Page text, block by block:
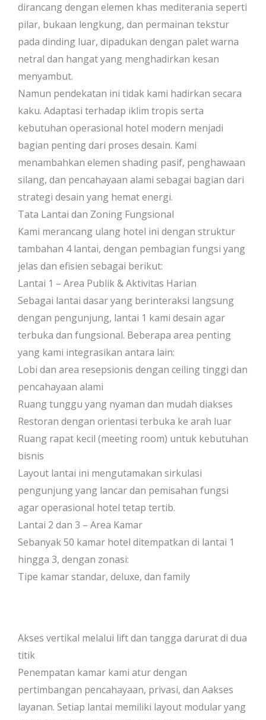
dirancang dengan elemen khas mediterania seperti
pilar, bukaan lengkung, dan permainan tekstur
pada dinding luar, dipadukan dengan palet warna
netral dan hangat yang menghadirkan kesan
menyambut.
Namun pendekatan ini tidak kami hadirkan secara
kaku. Adaptasi terhadap iklim tropis serta
kebutuhan operasional hotel modern menjadi
bagian penting dari proses desain. Kami
menambahkan elemen shading pasif, penghawaan
silang, dan pencahayaan alami sebagai bagian dari
strategi desain yang hemat energi.
Tata Lantai dan Zoning Fungsional
Kami merancang ulang hotel ini dengan struktur
tambahan 4 lantai, dengan pembagian fungsi yang
jelas dan efisien sebagai berikut:
Lantai 1 – Area Publik & Aktivitas Harian
Sebagai lantai dasar yang berinteraksi langsung
dengan pengunjung, lantai 1 kami desain agar
terbuka dan fungsional. Beberapa area penting
yang kami integrasikan antara lain:
Lobi dan area resepsionis dengan ceiling tinggi dan
pencahayaan alami
Ruang tunggu yang nyaman dan mudah diakses
Restoran dengan orientasi terbuka ke arah luar
Ruang rapat kecil (meeting room) untuk kebutuhan
bisnis
Layout lantai ini mengutamakan sirkulasi
pengunjung yang lancar dan pemisahan fungsi
agar operasional hotel tetap tertib.
Lantai 2 dan 3 – Area Kamar
Sebanyak 50 kamar hotel ditempatkan di lantai 1
hingga 3, dengan zonasi:
Tipe kamar standar, deluxe, dan family
Akses vertikal melalui lift dan tangga darurat di dua
titik
Penempatan kamar kami atur dengan
pertimbangan pencahayaan, privasi, dan Aakses
layanan. Setiap lantai memiliki layout modular yang